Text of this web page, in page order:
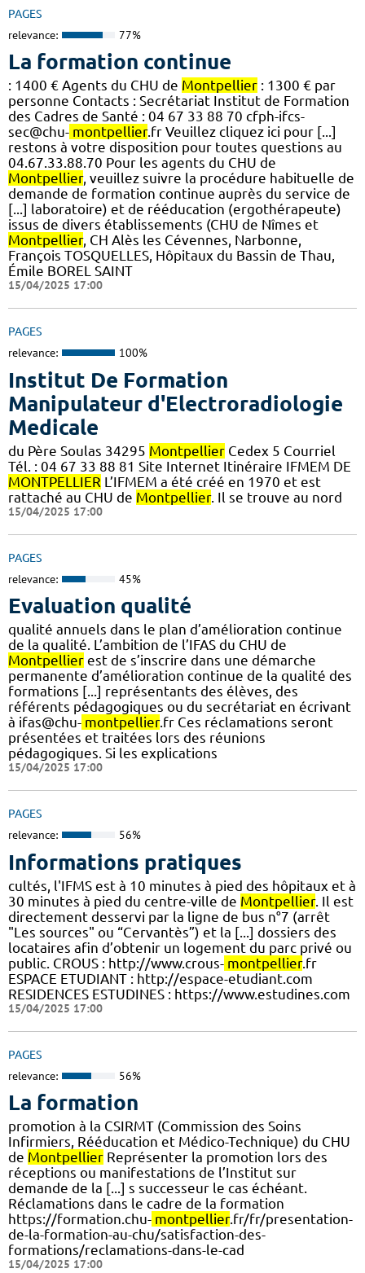
PAGES
relevance: 77%
La formation continue
: 1400 € Agents du CHU de Montpellier : 1300 € par
personne Contacts : Secrétariat Institut de Formation
des Cadres de Santé : 04 67 33 88 70 cfph-ifcs-
sec@chu- montpellier.fr Veuillez cliquez ici pour [...]
restons à votre disposition pour toutes questions au
04.67.33.88.70 Pour les agents du CHU de
Montpellier, veuillez suivre la procédure habituelle de
demande de formation continue auprès du service de
[...] laboratoire) et de rééducation (ergothérapeute)
issus de divers établissements (CHU de Nîmes et
Montpellier, CH Alès les Cévennes, Narbonne,
François TOSQUELLES, Hôpitaux du Bassin de Thau,
Émile BOREL SAINT
15/04/2025 17:00
PAGES
relevance: 100%
Institut De Formation
Manipulateur d'Electroradiologie
Medicale
du Père Soulas 34295 Montpellier Cedex 5 Courriel
Tél. : 04 67 33 88 81 Site Internet Itinéraire IFMEM DE
MONTPELLIER L’IFMEM a été créé en 1970 et est
rattaché au CHU de Montpellier. Il se trouve au nord
15/04/2025 17:00
PAGES
relevance: 45%
Evaluation qualité
qualité annuels dans le plan d’amélioration continue
de la qualité. L’ambition de l’IFAS du CHU de
Montpellier est de s’inscrire dans une démarche
permanente d’amélioration continue de la qualité des
formations [...] représentants des élèves, des
référents pédagogiques ou du secrétariat en écrivant
à ifas@chu- montpellier.fr Ces réclamations seront
présentées et traitées lors des réunions
pédagogiques. Si les explications
15/04/2025 17:00
PAGES
relevance: 56%
Informations pratiques
cultés, l'IFMS est à 10 minutes à pied des hôpitaux et à
30 minutes à pied du centre-ville de Montpellier. Il est
directement desservi par la ligne de bus n°7 (arrêt
"Les sources" ou “Cervantès”) et la [...] dossiers des
locataires afin d’obtenir un logement du parc privé ou
public. CROUS : http://www.crous- montpellier.fr
ESPACE ETUDIANT : http://espace-etudiant.com
RESIDENCES ESTUDINES : https://www.estudines.com
15/04/2025 17:00
PAGES
relevance: 56%
La formation
promotion à la CSIRMT (Commission des Soins
Infirmiers, Rééducation et Médico-Technique) du CHU
de Montpellier Représenter la promotion lors des
réceptions ou manifestations de l’Institut sur
demande de la [...] s successeur le cas échéant.
Réclamations dans le cadre de la formation
https://formation.chu- montpellier.fr/fr/presentation-
de-la-formation-au-chu/satisfaction-des-
formations/reclamations-dans-le-cad
15/04/2025 17:00